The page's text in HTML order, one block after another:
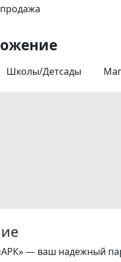
Школы/Детсады
— ваш надежный